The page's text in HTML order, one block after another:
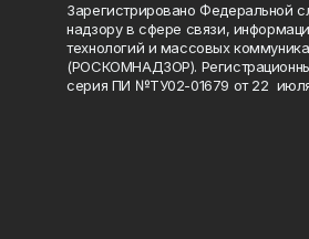
Зарегистрировано Федеральной
надзору в сфере связи,
технологий и массовых
(РОСКОМНАДЗОР).
серия ПИ №ТУ02-01679 от 22 июля